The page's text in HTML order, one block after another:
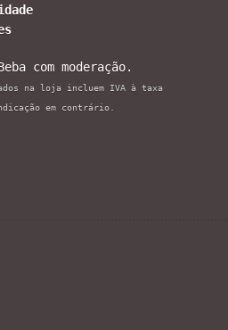
com moderação.
na loja incluem IVA à taxa
em contrário.